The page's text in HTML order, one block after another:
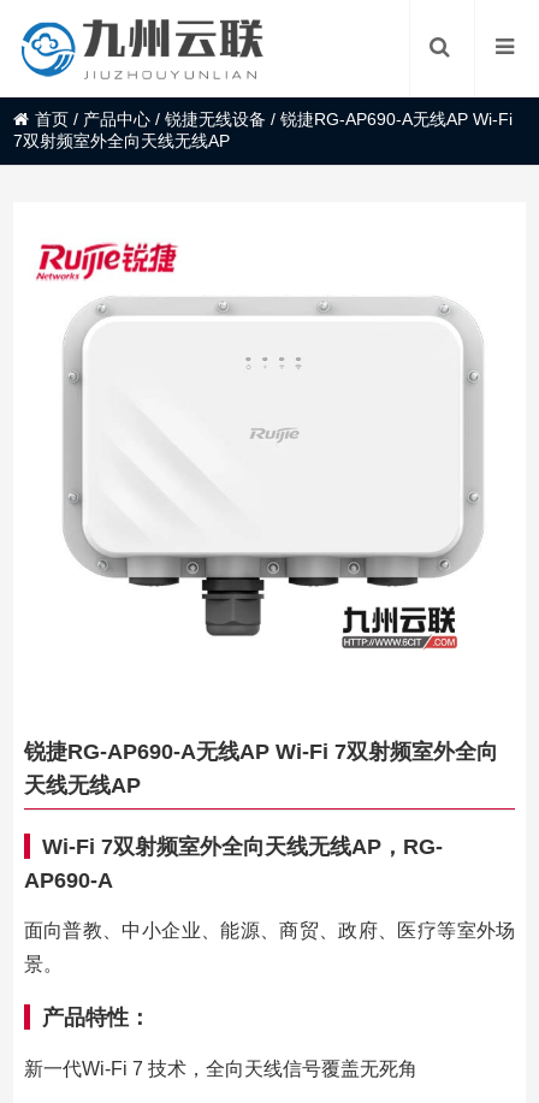
首页 / 产品中心 /锐捷无线设备 /锐捷RG-AP690-A无线AP Wi-Fi
7双射频室外全向天线无线AP
锐捷RG-AP690-A无线AP Wi-Fi 7双射频室外全向
天线无线AP
Wi-Fi 7双射频室外全向天线无线AP，RG-
AP690-A
面向普教、中小企业、能源、商贸、政府、医疗等室外场
景。
产品特性：
新一代Wi-Fi 7 技术，全向天线信号覆盖无死角